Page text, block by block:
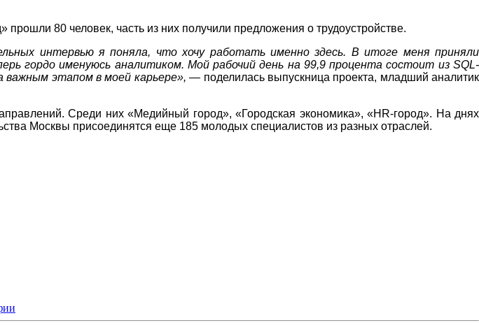
80 человек, часть из них получили предложения о трудоустройстве.
интервью я поняла, что хочу работать именно здесь. В итоге меня приняли
гордо именуюсь аналитиком. Мой рабочий день на 99,9 процента состоит из SQL-
важным этапом в моей карьере», — поделилась выпускница проекта, младший аналитик
Среди них «Медийный город», «Городская экономика», «HR-город». На днях
Москвы присоединятся еще 185 молодых специалистов из разных отраслей.